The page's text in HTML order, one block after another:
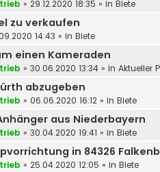
» 29.12.2020 18:35 » in Biete
zu verkaufen
14:43 » in Biete
einen Kameraden
» 30.06.2020 13:34 » in Aktueller
abzugeben
» 06.06.2020 16:12 » in Biete
aus Niederbayern
» 30.04.2020 19:41 » in Biete
in 84326
» 25.04.2020 12:05 » in Biete